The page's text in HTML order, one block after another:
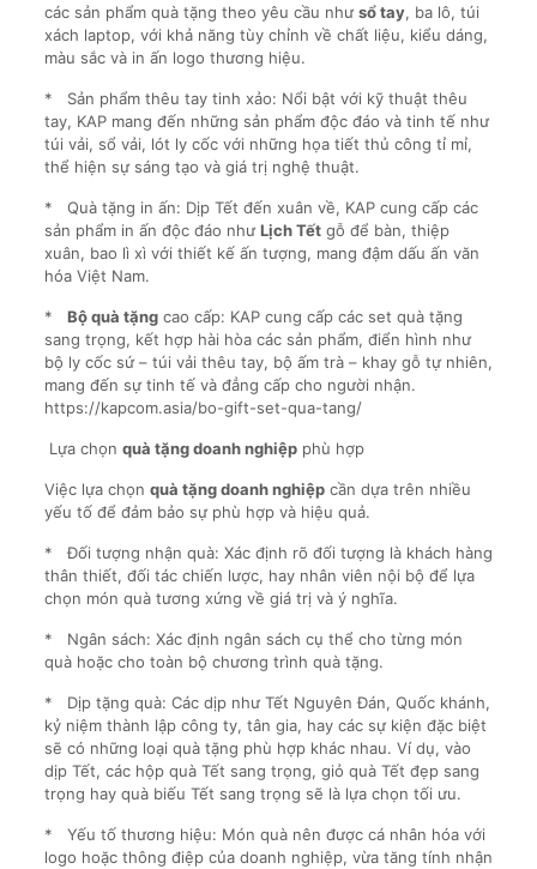
các sản phẩm quà tặng theo yêu cầu như sổ tay, ba lô, túi
xách laptop, với khả năng tùy chỉnh về chất liệu, kiểu dáng,
màu sắc và in ấn logo thương hiệu.
* Sản phẩm thêu tay tinh xảo: Nổi bật với kỹ thuật thêu
tay, KAP mang đến những sản phẩm độc đáo và tinh tế như
túi vải, sổ vải, lót ly cốc với những họa tiết thủ công tỉ mỉ,
thể hiện sự sáng tạo và giá trị nghệ thuật.
* Quà tặng in ấn: Dịp Tết đến xuân về, KAP cung cấp các
sản phẩm in ấn độc đáo như Lịch Tếtgỗ để bàn, thiệp
xuân, bao lì xì với thiết kế ấn tượng, mang đậm dấu ấn văn
hóa Việt Nam.
* Bộ quà tặngcao cấp: KAP cung cấp các set quà tặng
sang trọng, kết hợp hài hòa các sản phẩm, điển hình như
bộ ly cốc sứ – túi vải thêu tay, bộ ấm trà – khay gỗ tự nhiên,
mang đến sự tinh tế và đẳng cấp cho người nhận.
https://kapcom.asia/bo-gift-set-qua-tang/
Lựa chọn quà tặng doanh nghiệpphù hợp
Việc lựa chọn quà tặng doanh nghiệpcần dựa trên nhiều
yếu tố để đảm bảo sự phù hợp và hiệu quả.
* Đối tượng nhận quà: Xác định rõ đối tượng là khách hàng
thân thiết, đối tác chiến lược, hay nhân viên nội bộ để lựa
chọn món quà tương xứng về giá trị và ý nghĩa.
* Ngân sách: Xác định ngân sách cụ thể cho từng món
quà hoặc cho toàn bộ chương trình quà tặng.
* Dịp tặng quà: Các dịp như Tết Nguyên Đán, Quốc khánh,
kỷ niệm thành lập công ty, tân gia, hay các sự kiện đặc biệt
sẽ có những loại quà tặng phù hợp khác nhau. Ví dụ, vào
dịp Tết, các hộp quà Tết sang trọng, giỏ quà Tết đẹp sang
trọng hay quà biếu Tết sang trọng sẽ là lựa chọn tối ưu.
* Yếu tố thương hiệu: Món quà nên được cá nhân hóa với
logo hoặc thông điệp của doanh nghiệp, vừa tăng tính nhận